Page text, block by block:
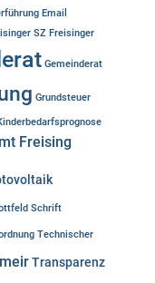
Email
SZ Freisinger
Gemeinderat
Grundsteuer
Freising
Schrift
Technischer
Transparenz